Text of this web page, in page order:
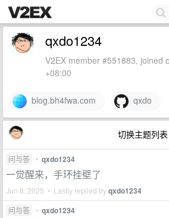
qxdo1234
V2EX member #551883, joined
+08:00
blog.bh4fwa.com qxdo
切换主题列表
问与答 • qxdo1234
一觉醒来，手环挂壁了
Jun 8, 2025 • Lastly replied byqxdo1234
问与答 • qxdo1234